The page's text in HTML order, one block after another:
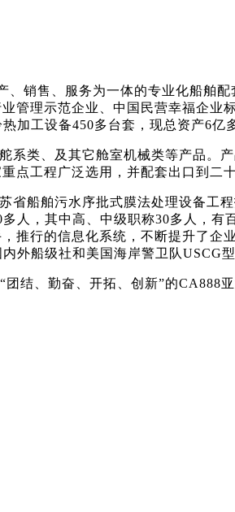
销售、服务为一体的专业化船舶
管理示范企业、中国民营幸福企
加工设备450多台套，现总资产6亿
类、及其它舱室机械类等产品。
点工程广泛选用，并配套出口到二
船舶污水序批式膜法处理设备工
人，其中高、中级职称30多人，
推行的信息化系统，不断提升了
船级社和美国海岸警卫队USCG型
、勤奋、开拓、创新”的CA888